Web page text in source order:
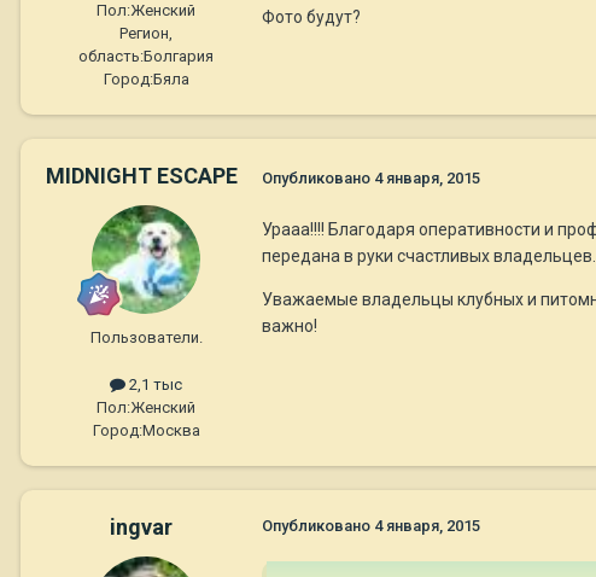
Пол:Женский
Регион,
область:Болгария
Город:Бяла
Фото будут?
MIDNIGHT ESCAPE
Пользователи.
2,1 тыс
Пол:Женский
Город:Москва
Опубликовано 4 января, 2015
Урааа!!!! Благодаря оперативности и
передана в руки счастливых
Уважаемые владельцы клубных и
важно!
ingvar Опубликовано 4 января, 2015